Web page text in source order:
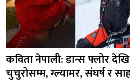
कविता नेपाली: डान्स फ्लोर
चुचुरोसम्म, ग्ल्यामर, संघर्ष र